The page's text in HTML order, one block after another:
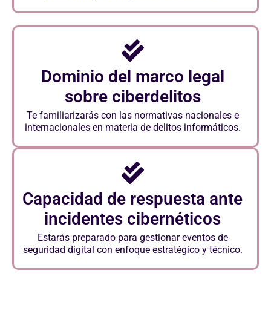
Dominio del marco legal
sobre ciberdelitos
Te familiarizarás con las normativas nacionales e
internacionales en materia de delitos informáticos.
Capacidad de respuesta ante
incidentes cibernéticos
Estarás preparado para gestionar eventos de
seguridad digital con enfoque estratégico y técnico.